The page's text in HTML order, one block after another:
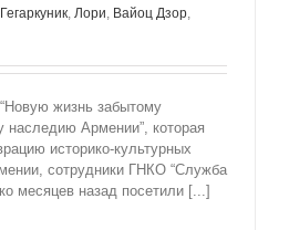
Гегаркуник, Лори, Вайоц Дзор,
жизнь забытому
наследию Армении”, которая
историко-культурных
сотрудники ГНКО “Служба
месяцев назад посетили [...]